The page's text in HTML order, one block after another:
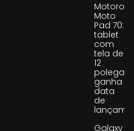
Motorola
Moto
Pad 70:
tablet
com
tela de
12
ganha
data
de
Galaxy